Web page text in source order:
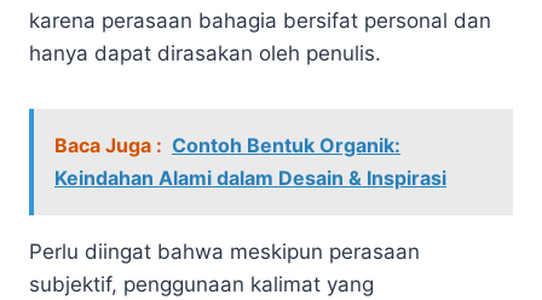
karena perasaan bahagia bersifat personal dan
hanya dapat dirasakan oleh penulis.
Baca Juga : Contoh Bentuk Organik:
Keindahan Alami dalam Desain & Inspirasi
Perlu diingat bahwa meskipun perasaan
subjektif, penggunaan kalimat yang